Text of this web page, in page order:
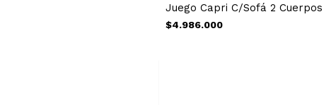
Juego Capri C/Sofá 2 Cuerpos
$4.986.000